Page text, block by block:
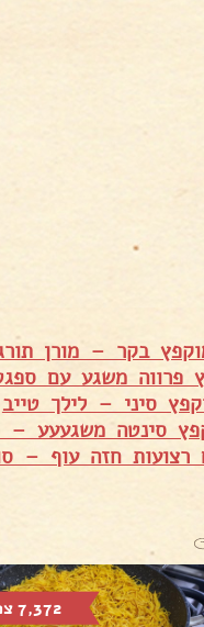
בקר – מורן
פרווה משגע עם
סיני – לילך טייב
סינטה משגעעע –
רצועות חזה עוף –
7,372 צפיות